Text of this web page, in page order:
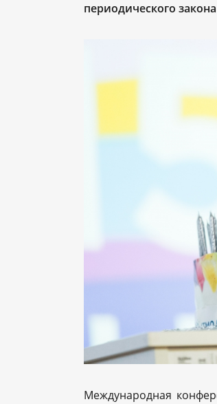
периодического
Международная